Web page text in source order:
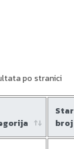
po stranici
broj